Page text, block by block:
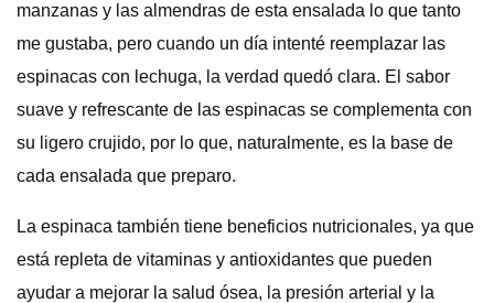
manzanas y las almendras de esta ensalada lo que tanto
me gustaba, pero cuando un día intenté reemplazar las
espinacas con lechuga, la verdad quedó clara. El sabor
suave y refrescante de las espinacas se complementa con
su ligero crujido, por lo que, naturalmente, es la base de
cada ensalada que preparo.
La espinaca también tiene beneficios nutricionales, ya que
está repleta de vitaminas y antioxidantes que pueden
ayudar a mejorar la salud ósea, la presión arterial y la